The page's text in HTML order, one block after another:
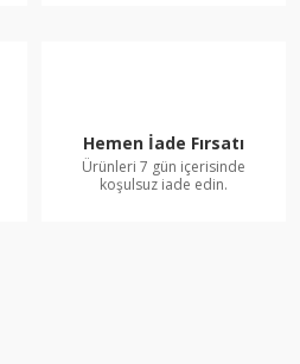
Hemen İade Fırsatı
Ürünleri 7 gün içerisinde
koşulsuz iade edin.